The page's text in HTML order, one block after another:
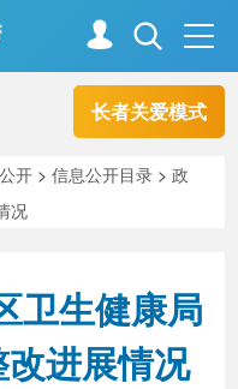
长者关爱模式
走进资阳
解读回应
开 >信息公开目录 >政
况
卫生健康局
进展情况